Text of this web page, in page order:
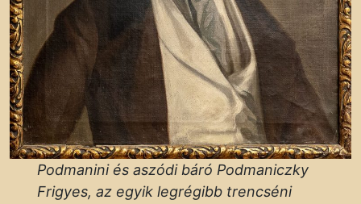
Podmanini és aszódi báró Podmaniczky
Frigyes, az egyik legrégibb trencséni